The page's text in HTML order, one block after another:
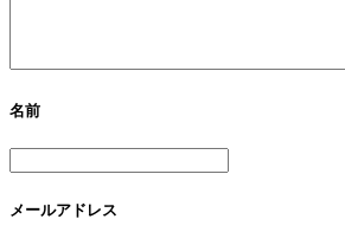
名前
メールアドレス